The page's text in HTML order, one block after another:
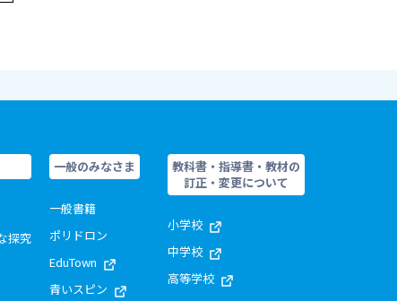
探究
一般のみなさま
一般書籍
ポリドロン
EduTown
青いスピン
教科書・指導書・教材の
訂正・変更について
小学校
中学校
高等学校